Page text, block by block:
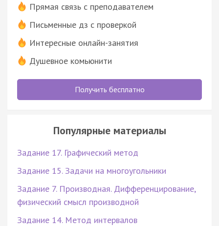
Прямая связь с преподавателем
Письменные дз с проверкой
Интересные онлайн-занятия
Душевное комьюнити
Получить бесплатно
Популярные материалы
Задание 17. Графический метод
Задание 15. Задачи на многоугольники
Задание 7. Производная. Дифференцирование,
физический смысл производной
Задание 14. Метод интервалов